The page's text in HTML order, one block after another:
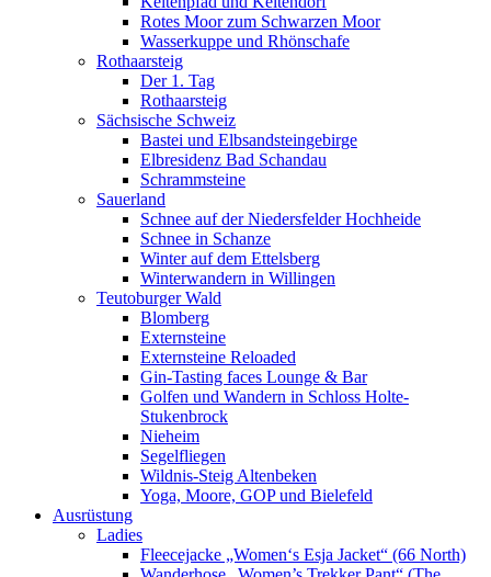
Rotes Moor zum Schwarzen Moor
Wasserkuppe und Rhönschafe
Rothaarsteig
Der 1. Tag
Rothaarsteig
Sächsische Schweiz
Bastei und Elbsandsteingebirge
Elbresidenz Bad Schandau
Schrammsteine
Sauerland
Schnee auf der Niedersfelder Hochheide
Schnee in Schanze
Winter auf dem Ettelsberg
Winterwandern in Willingen
Teutoburger Wald
Blomberg
Externsteine
Externsteine Reloaded
Gin-Tasting faces Lounge & Bar
Golfen und Wandern in Schloss Holte-
Stukenbrock
Nieheim
Segelfliegen
Wildnis-Steig Altenbeken
Yoga, Moore, GOP und Bielefeld
Ausrüstung
Ladies
Fleecejacke „Women‘s Esja Jacket“ (66 North)